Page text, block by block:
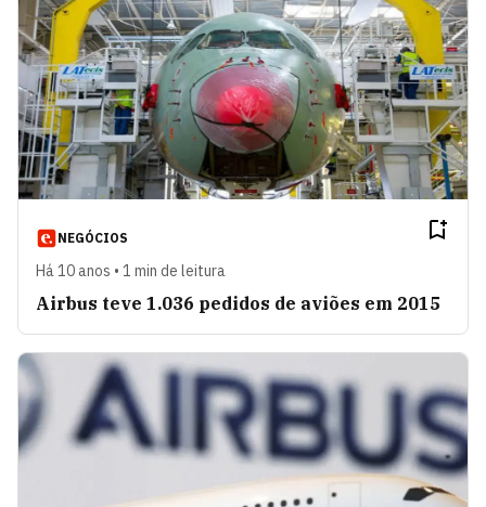
NEGÓCIOS
Há 10 anos • 1 min de leitura
Airbus teve 1.036 pedidos de aviões em 2015